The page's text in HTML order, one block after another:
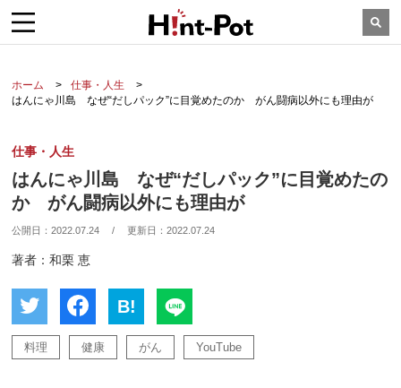
ホーム
仕事・人生
はんにゃ川島 なぜ“だしパック”に目覚めたのか がん闘病以外にも理由が
仕事・人生
はんにゃ川島 なぜ“だしパック”に目覚めたの
か がん闘病以外にも理由が
公開日：2022.07.24 / 更新日：2022.07.24
著者：和栗 恵
B!
料理 健康 がん YouTube